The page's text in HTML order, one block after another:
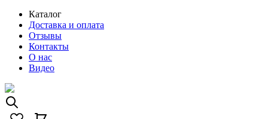
Каталог
Доставка и оплата
Отзывы
Контакты
О нас
Видео